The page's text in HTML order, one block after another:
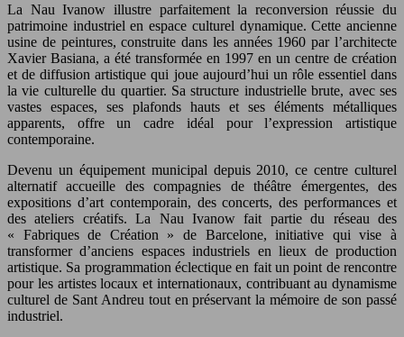
La Nau Ivanow illustre parfaitement la reconversion réussie du
patrimoine industriel en espace culturel dynamique. Cette ancienne
usine de peintures, construite dans les années 1960 par l’architecte
Xavier Basiana, a été transformée en 1997 en un centre de création
et de diffusion artistique qui joue aujourd’hui un rôle essentiel dans
la vie culturelle du quartier. Sa structure industrielle brute, avec ses
vastes espaces, ses plafonds hauts et ses éléments métalliques
apparents, offre un cadre idéal pour l’expression artistique
contemporaine.
Devenu un équipement municipal depuis 2010, ce centre culturel
alternatif accueille des compagnies de théâtre émergentes, des
expositions d’art contemporain, des concerts, des performances et
des ateliers créatifs. La Nau Ivanow fait partie du réseau des
« Fabriques de Création » de Barcelone, initiative qui vise à
transformer d’anciens espaces industriels en lieux de production
artistique. Sa programmation éclectique en fait un point de rencontre
pour les artistes locaux et internationaux, contribuant au dynamisme
culturel de Sant Andreu tout en préservant la mémoire de son passé
industriel.